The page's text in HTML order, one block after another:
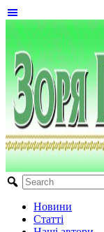
Новини
Статті